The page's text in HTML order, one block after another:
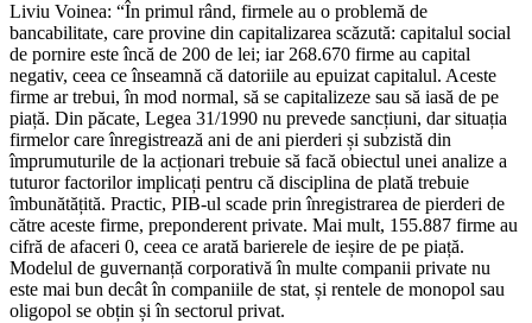
Liviu Voinea: “În primul rând, firmele au o problemă de
bancabilitate, care provine din capitalizarea scăzută: capitalul social
de pornire este încă de 200 de lei; iar 268.670 firme au capital
negativ, ceea ce înseamnă că datoriile au epuizat capitalul. Aceste
firme ar trebui, în mod normal, să se capitalizeze sau să iasă de pe
piață. Din păcate, Legea 31/1990 nu prevede sancțiuni, dar situația
firmelor care înregistrează ani de ani pierderi și subzistă din
împrumuturile de la acționari trebuie să facă obiectul unei analize a
tuturor factorilor implicați pentru că disciplina de plată trebuie
îmbunătățită. Practic, PIB-ul scade prin înregistrarea de pierderi de
către aceste firme, preponderent private. Mai mult, 155.887 firme au
cifră de afaceri 0, ceea ce arată barierele de ieșire de pe piață.
Modelul de guvernanță corporativă în multe companii private nu
este mai bun decât în companiile de stat, și rentele de monopol sau
oligopol se obțin și în sectorul privat.